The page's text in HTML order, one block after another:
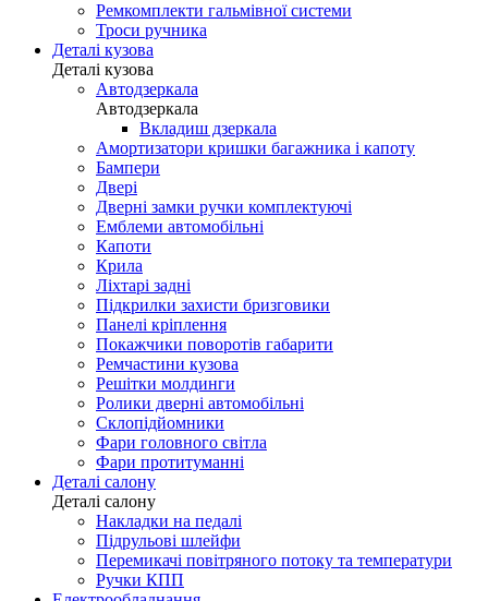
Ремкомплекти гальмівної системи
Троси ручника
Деталі кузова
Деталі кузова
Автодзеркала
Автодзеркала
Вкладиш дзеркала
Амортизатори кришки багажника і капоту
Бампери
Двері
Дверні замки ручки комплектуючі
Емблеми автомобільні
Капоти
Крила
Ліхтарі задні
Підкрилки захисти бризговики
Панелі кріплення
Покажчики поворотів габарити
Ремчастини кузова
Решітки молдинги
Ролики дверні автомобільні
Склопідйомники
Фари головного світла
Фари протитуманні
Деталі салону
Деталі салону
Накладки на педалі
Підрульові шлейфи
Перемикачі повітряного потоку та температури
Ручки КПП